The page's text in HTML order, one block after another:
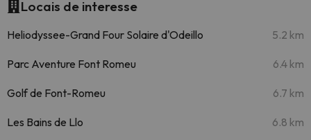
Locais de interesse
Heliodyssee-Grand Four Solaire d'Odeillo 5.2 km
Parc Aventure Font Romeu 6.4 km
Golf de Font-Romeu 6.7 km
Les Bains de Llo 6.8 km